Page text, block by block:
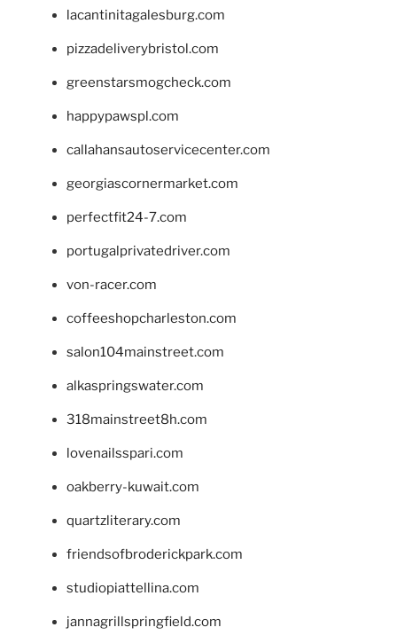
lacantinitagalesburg.com
pizzadeliverybristol.com
greenstarsmogcheck.com
happypawspl.com
callahansautoservicecenter.com
georgiascornermarket.com
perfectfit24-7.com
portugalprivatedriver.com
von-racer.com
coffeeshopcharleston.com
salon104mainstreet.com
alkaspringswater.com
318mainstreet8h.com
lovenailsspari.com
oakberry-kuwait.com
quartzliterary.com
friendsofbroderickpark.com
studiopiattellina.com
jannagrillspringfield.com